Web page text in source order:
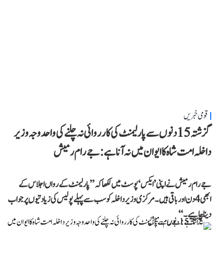
قومی خبریں
گزشتہ 15 دنوں سے پارلیمنٹ کی کارروائی نہ چلنے کی واحد وجہ وزیر
داخلہ امت شاہ کا ایوان میں نہ آنا ہے: جے رام رمیش
جے رام رمیش نے اپنی ’ایکس‘ پوسٹ میں لکھا کہ ’’پارلیمنٹ کے رواں اجلاس کے
ابھی 4 دن اور باقی ہیں۔ مرکزی وزیر داخلہ کو سب سے پہلے پولیس کی زیادتیوں پر جواب
دینا چاہیے۔‘‘